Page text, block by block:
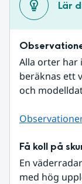
Lär
Alla orter har
beräknas ett
och
Få koll på
En
med hög